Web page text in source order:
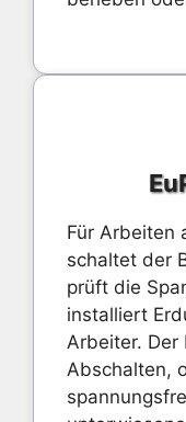
Für Arbeiten
schaltet der
prüft die
installiert
Arbeiter. Der
Abschalten,